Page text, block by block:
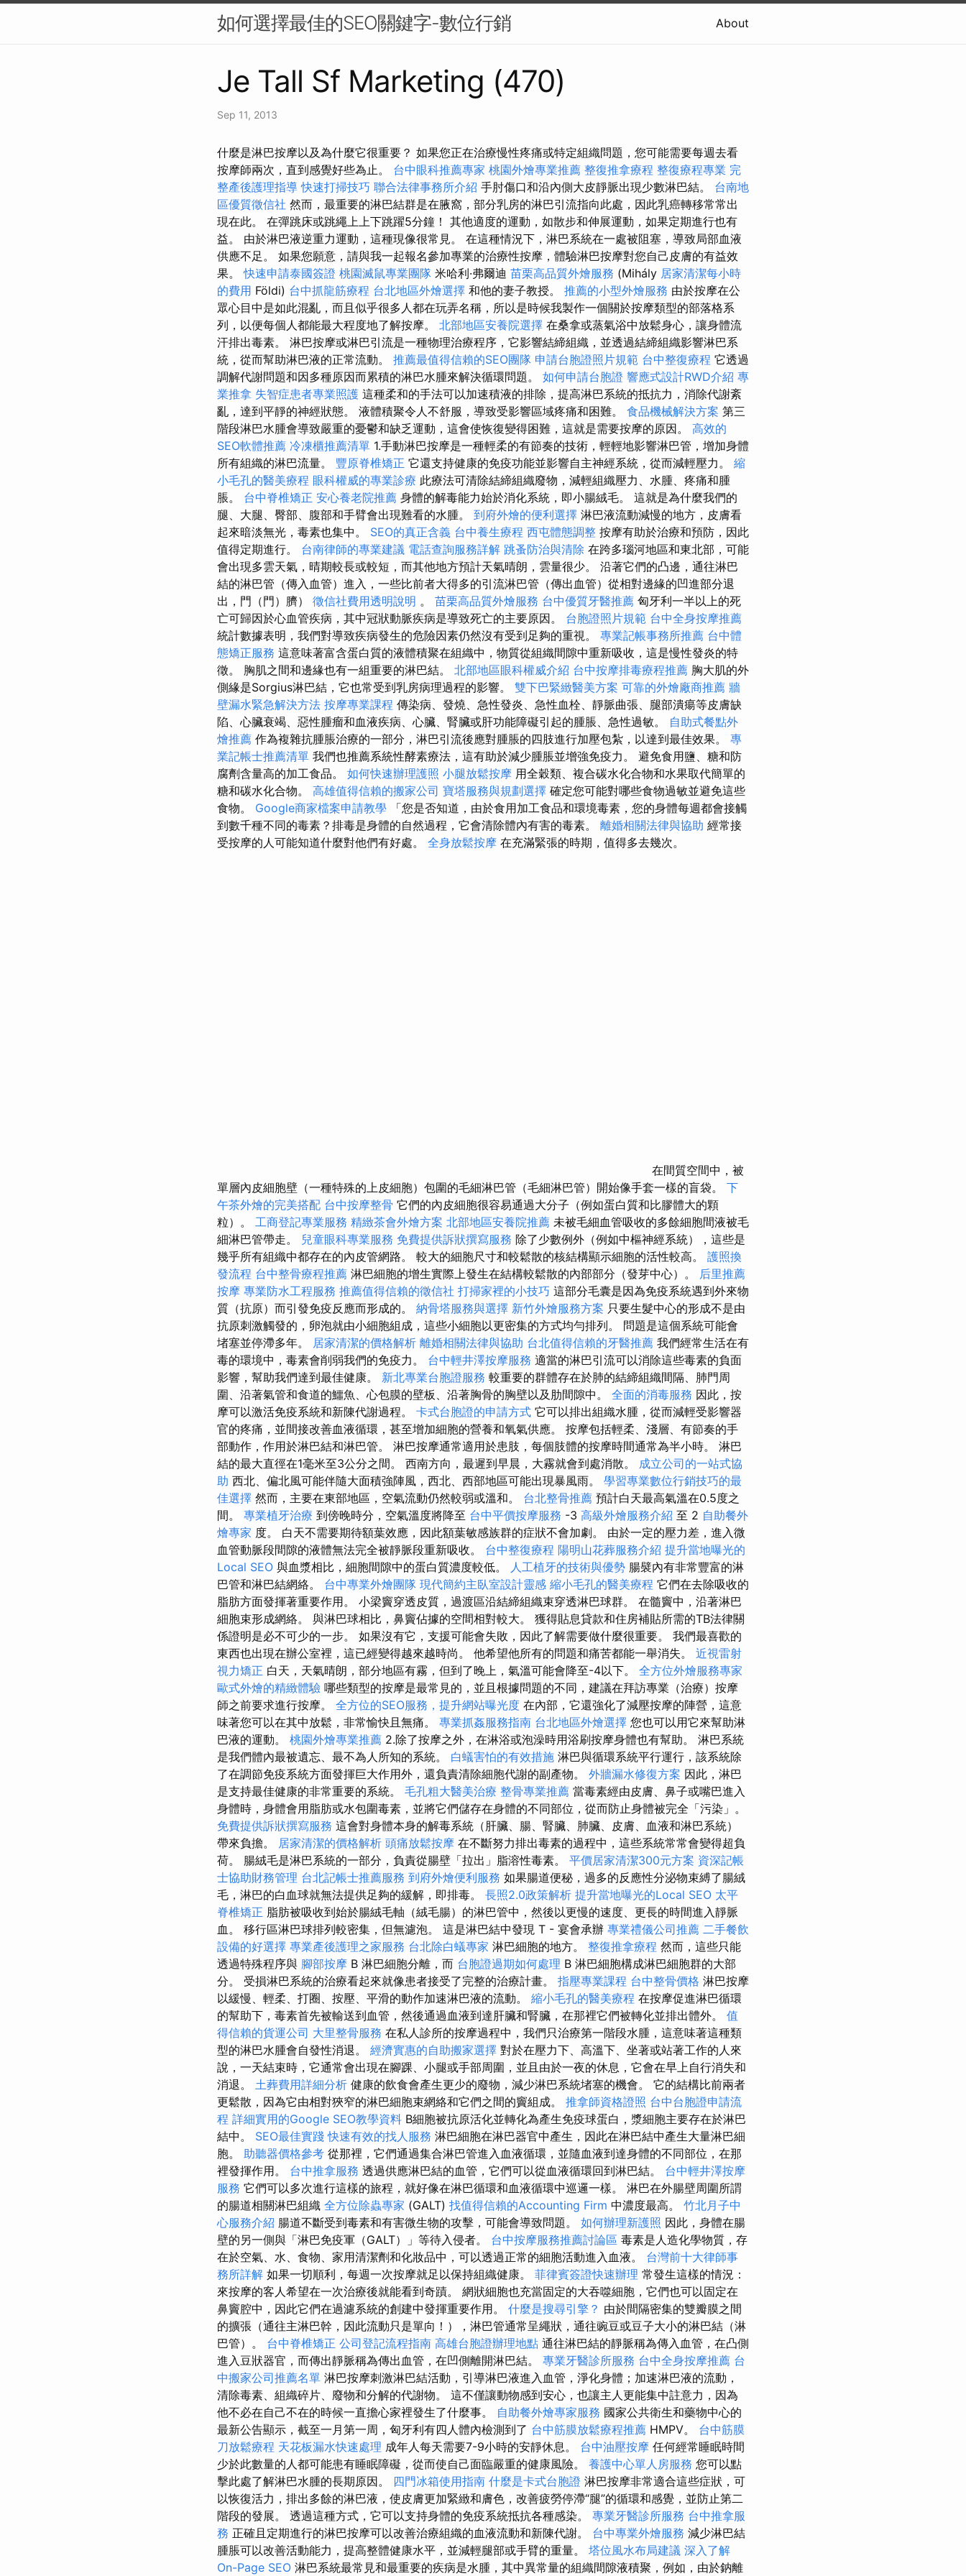
如何選擇最佳的SEO關鍵字-數位行銷 About
Je Tall Sf Marketing (470)
Sep 11, 2013
什麼是淋巴按摩以及為什麼它很重要？ 如果您正在治療慢性疼痛或特定組織問題，您可能需要每週去看
按摩師兩次，直到感覺好些為止。 台中眼科推薦專家 桃園外燴專業推薦 整復推拿療程 整復療程專業 完
整產後護理指導 快速打掃技巧 聯合法律事務所介紹 手肘傷口和沿內側大皮靜脈出現少數淋巴結。 台南地
區優質徵信社 然而，最重要的淋巴結群是在腋窩，部分乳房的淋巴引流指向此處，因此乳癌轉移常常出
現在此。 在彈跳床或跳繩上上下跳躍5分鐘！ 其他適度的運動，如散步和伸展運動，如果定期進行也有
益。 由於淋巴液逆重力運動，這種現像很常見。 在這種情況下，淋巴系統在一處被阻塞，導致局部血液
供應不足。 如果您願意，請與我一起報名參加專業的治療性按摩，體驗淋巴按摩對您自己皮膚的有益效
果。快速申請泰國簽證 桃園滅鼠專業團隊 米哈利·弗爾迪 苗栗高品質外燴服務 (Mihály 居家清潔每小時
的費用 Földi) 台中抓龍筋療程 台北地區外燴選擇 和他的妻子教授。 推薦的小型外燴服務 由於按摩在公
眾心目中是如此混亂，而且似乎很多人都在玩弄名稱，所以是時候我製作一個關於按摩類型的部落格系
列，以便每個人都能最大程度地了解按摩。 北部地區安養院選擇 在桑拿或蒸氣浴中放鬆身心，讓身體流
汗排出毒素。 淋巴按摩或淋巴引流是一種物理治療程序，它影響結締組織，並透過結締組織影響淋巴系
統，從而幫助淋巴液的正常流動。 推薦最值得信賴的SEO團隊 申請台胞證照片規範 台中整復療程 它透過
調解代謝問題和因多種原因而累積的淋巴水腫來解決循環問題。 如何申請台胞證 響應式設計RWD介紹 專
業推拿 失智症患者專業照護 這種柔和的手法可以加速積液的排除，提高淋巴系統的抵抗力，消除代謝紊
亂，達到平靜的神經狀態。 液體積聚令人不舒服，導致受影響區域疼痛和困難。 食品機械解決方案 第三
階段淋巴水腫會導致嚴重的憂鬱和缺乏運動，這會使恢復變得困難，這就是需要按摩的原因。 高效的
SEO軟體推薦 冷凍櫃推薦清單 1.手動淋巴按摩是一種輕柔的有節奏的技術，輕輕地影響淋巴管，增加身體
所有組織的淋巴流量。 豐原脊椎矯正 它還支持健康的免疫功能並影響自主神經系統，從而減輕壓力。 縮
小毛孔的醫美療程 眼科權威的專業診療 此療法可清除結締組織廢物，減輕組織壓力、水腫、疼痛和腫
脹。 台中脊椎矯正 安心養老院推薦 身體的解毒能力始於消化系統，即小腸絨毛。 這就是為什麼我們的
腿、大腿、臀部、腹部和手臂會出現難看的水腫。 到府外燴的便利選擇 淋巴液流動減慢的地方，皮膚看
起來暗淡無光，毒素也集中。 SEO的真正含義 台中養生療程 西屯體態調整 按摩有助於治療和預防，因此
值得定期進行。 台南律師的專業建議 電話查詢服務詳解 跳蚤防治與清除 在跨多瑙河地區和東北部，可能
會出現多雲天氣，晴期較長或較短，而其他地方預計天氣晴朗，雲量很少。 沿著它們的凸邊，通往淋巴
結的淋巴管（傳入血管）進入，一些比前者大得多的引流淋巴管（傳出血管）從相對邊緣的凹進部分退
出，門（門）臍） 徵信社費用透明說明 。 苗栗高品質外燴服務 台中優質牙醫推薦 匈牙利一半以上的死
亡可歸因於心血管疾病，其中冠狀動脈疾病是導致死亡的主要原因。 台胞證照片規範 台中全身按摩推薦
統計數據表明，我們對導致疾病發生的危險因素仍然沒有受到足夠的重視。 專業記帳事務所推薦 台中體
態矯正服務 這意味著富含蛋白質的液體積聚在組織中，物質從組織間隙中重新吸收，這是慢性發炎的特
徵。 胸肌之間和邊緣也有一組重要的淋巴結。 北部地區眼科權威介紹 台中按摩排毒療程推薦 胸大肌的外
側緣是Sorgius淋巴結，它也常受到乳房病理過程的影響。 雙下巴緊緻醫美方案 可靠的外燴廠商推薦 牆
壁漏水緊急解決方法 按摩專業課程 傳染病、發燒、急性發炎、急性血栓、靜脈曲張、腿部潰瘍等皮膚缺
陷、心臟衰竭、惡性腫瘤和血液疾病、心臟、腎臟或肝功能障礙引起的腫脹、急性過敏。 自助式餐點外
燴推薦 作為複雜抗腫脹治療的一部分，淋巴引流後應對腫脹的四肢進行加壓包紮，以達到最佳效果。 專
業記帳士推薦清單 我們也推薦系統性酵素療法，這有助於減少腫脹並增強免疫力。 避免食用鹽、糖和防
腐劑含量高的加工食品。 如何快速辦理護照 小腿放鬆按摩 用全穀類、複合碳水化合物和水果取代簡單的
糖和碳水化合物。 高雄值得信賴的搬家公司 寶塔服務與規劃選擇 確定您可能對哪些食物過敏並避免這些
食物。 Google商家檔案申請教學 「您是否知道，由於食用加工食品和環境毒素，您的身體每週都會接觸
到數千種不同的毒素？排毒是身體的自然過程，它會清除體內有害的毒素。 離婚相關法律與協助 經常接
受按摩的人可能知道什麼對他們有好處。 全身放鬆按摩 在充滿緊張的時期，值得多去幾次。
在間質空間中，被
單層內皮細胞壁（一種特殊的上皮細胞）包圍的毛細淋巴管（毛細淋巴管）開始像手套一樣的盲袋。 下
午茶外燴的完美搭配 台中按摩整骨 它們的內皮細胞很容易通過大分子（例如蛋白質和比膠體大的顆
粒）。 工商登記專業服務 精緻茶會外燴方案 北部地區安養院推薦 未被毛細血管吸收的多餘細胞間液被毛
細淋巴管帶走。 兒童眼科專業服務 免費提供訴狀撰寫服務 除了少數例外（例如中樞神經系統），這些是
幾乎所有組織中都存在的內皮管網路。 較大的細胞尺寸和較鬆散的核結構顯示細胞的活性較高。 護照換
發流程 台中整骨療程推薦 淋巴細胞的增生實際上發生在結構較鬆散的內部部分（發芽中心）。 后里推薦
按摩 專業防水工程服務 推薦值得信賴的徵信社 打掃家裡的小技巧 這部分毛囊是因為免疫系統遇到外來物
質（抗原）而引發免疫反應而形成的。 納骨塔服務與選擇 新竹外燴服務方案 只要生髮中心的形成不是由
抗原刺激觸發的，卵泡就由小細胞組成，這些小細胞以更密集的方式均勻排列。 問題是這個系統可能會
堵塞並停滯多年。 居家清潔的價格解析 離婚相關法律與協助 台北值得信賴的牙醫推薦 我們經常生活在有
毒的環境中，毒素會削弱我們的免疫力。 台中輕井澤按摩服務 適當的淋巴引流可以消除這些毒素的負面
影響，幫助我們達到最佳健康。 新北專業台胞證服務 較重要的群體存在於肺的結締組織間隔、肺門周
圍、沿著氣管和食道的鱷魚、心包膜的壁板、沿著胸骨的胸壁以及肋間隙中。 全面的消毒服務 因此，按
摩可以激活免疫系統和新陳代謝過程。 卡式台胞證的申請方式 它可以排出組織水腫，從而減輕受影響器
官的疼痛，並間接改善血液循環，甚至增加細胞的營養和氧氣供應。 按摩包括輕柔、淺層、有節奏的手
部動作，作用於淋巴結和淋巴管。 淋巴按摩通常適用於患肢，每個肢體的按摩時間通常為半小時。 淋巴
結的最大直徑在1毫米至3公分之間。 西南方向，最遲到早晨，大霧就會到處消散。 成立公司的一站式協
助 西北、偏北風可能伴隨大面積強陣風，西北、西部地區可能出現暴風雨。 學習專業數位行銷技巧的最
佳選擇 然而，主要在東部地區，空氣流動仍然較弱或溫和。 台北整骨推薦 預計白天最高氣溫在0.5度之
間。 專業植牙治療 到傍晚時分，空氣溫度將降至 台中平價按摩服務 -3 高級外燴服務介紹 至 2 自助餐外
燴專家 度。 白天不需要期待額葉效應，因此額葉敏感族群的症狀不會加劇。 由於一定的壓力差，進入微
血管動脈段間隙的液體無法完全被靜脈段重新吸收。 台中整復療程 陽明山花葬服務介紹 提升當地曝光的
Local SEO 與血漿相比，細胞間隙中的蛋白質濃度較低。 人工植牙的技術與優勢 腸襞內有非常豐富的淋
巴管和淋巴結網絡。 台中專業外燴團隊 現代簡約主臥室設計靈感 縮小毛孔的醫美療程 它們在去除吸收的
脂肪方面發揮著重要作用。 小梁竇穿透皮質，過渡區沿結締組織束穿透淋巴球群。 在髓竇中，沿著淋巴
細胞束形成網絡。 與淋巴球相比，鼻竇佔據的空間相對較大。 獲得貼息貸款和住房補貼所需的TB法律關
係證明是必不可少的一步。 如果沒有它，支援可能會失敗，因此了解需要做什麼很重要。 我們最喜歡的
東西也出現在辦公室裡，這已經變得越來越時尚。 他希望他所有的問題和痛苦都能一舉消失。 近視雷射
視力矯正 白天，天氣晴朗，部分地區有霧，但到了晚上，氣溫可能會降至-4以下。 全方位外燴服務專家
歐式外燴的精緻體驗 哪些類型的按摩是最常見的，並且根據問題的不同，建議在拜訪專業（治療）按摩
師之前要求進行按摩。 全方位的SEO服務，提升網站曝光度 在內部，它還強化了減壓按摩的陣營，這意
味著您可以在其中放鬆，非常愉快且無痛。 專業抓姦服務指南 台北地區外燴選擇 您也可以用它來幫助淋
巴液的運動。 桃園外燴專業推薦 2.除了按摩之外，在淋浴或泡澡時用浴刷按摩身體也有幫助。 淋巴系統
是我們體內最被遺忘、最不為人所知的系統。 白蟻害怕的有效措施 淋巴與循環系統平行運行，該系統除
了在調節免疫系統方面發揮巨大作用外，還負責清除細胞代謝的副產物。 外牆漏水修復方案 因此，淋巴
是支持最佳健康的非常重要的系統。 毛孔粗大醫美治療 整骨專業推薦 當毒素經由皮膚、鼻子或嘴巴進入
身體時，身體會用脂肪或水包圍毒素，並將它們儲存在身體的不同部位，從而防止身體被完全「污染」。
免費提供訴狀撰寫服務 這會對身體本身的解毒系統（肝臟、腸、腎臟、肺臟、皮膚、血液和淋巴系統）
帶來負擔。 居家清潔的價格解析 頭痛放鬆按摩 在不斷努力排出毒素的過程中，這些系統常常會變得超負
荷。 腸絨毛是淋巴系統的一部分，負責從腸壁「拉出」脂溶性毒素。 平價居家清潔300元方案 資深記帳
士協助財務管理 台北記帳士推薦服務 到府外燴便利服務 如果腸道便秘，過多的反應性分泌物束縛了腸絨
毛，淋巴的白血球就無法提供足夠的緩解，即排毒。 長照2.0政策解析 提升當地曝光的Local SEO 太平
脊椎矯正 脂肪被吸收到始於腸絨毛軸（絨毛腸）的淋巴管中，然後以更慢的速度、更長的時間進入靜脈
血。 移行區淋巴球排列較密集，但無濾泡。 這是淋巴結中發現 T - 宴會承辦 專業禮儀公司推薦 二手餐飲
設備的好選擇 專業產後護理之家服務 台北除白蟻專家 淋巴細胞的地方。 整復推拿療程 然而，這些只能
透過特殊程序與 腳部按摩 B 淋巴細胞分離，而 台胞證過期如何處理 B 淋巴細胞構成淋巴細胞群的大部
分。 受損淋巴系統的治療看起來就像患者接受了完整的治療計畫。 指壓專業課程 台中整骨價格 淋巴按摩
以緩慢、輕柔、打圈、按壓、平滑的動作加速淋巴液的流動。 縮小毛孔的醫美療程 在按摩促進淋巴循環
的幫助下，毒素首先被輸送到血管，然後通過血液到達肝臟和腎臟，在那裡它們被轉化並排出體外。 值
得信賴的貨運公司 大里整骨服務 在私人診所的按摩過程中，我們只治療第一階段水腫，這意味著這種類
型的淋巴水腫會自發性消退。 經濟實惠的自助搬家選擇 對於在壓力下、高溫下、坐著或站著工作的人來
說，一天結束時，它通常會出現在腳踝、小腿或手部周圍，並且由於一夜的休息，它會在早上自行消失和
消退。 土葬費用詳細分析 健康的飲食會產生更少的廢物，減少淋巴系統堵塞的機會。 它的結構比前兩者
更鬆散，因為它由相對狹窄的淋巴細胞束網絡和它們之間的竇組成。 推拿師資格證照 台中台胞證申請流
程 詳細實用的Google SEO教學資料 B細胞被抗原活化並轉化為產生免疫球蛋白，漿細胞主要存在於淋巴
結中。 SEO最佳實踐 快速有效的找人服務 淋巴細胞在淋巴器官中產生，因此在淋巴結中產生大量淋巴細
胞。 助聽器價格參考 從那裡，它們通過集合淋巴管進入血液循環，並隨血液到達身體的不同部位，在那
裡發揮作用。 台中推拿服務 透過供應淋巴結的血管，它們可以從血液循環回到淋巴結。 台中輕井澤按摩
服務 它們可以多次進行這樣的旅程，就好像在淋巴循環和血液循環中巡邏一樣。 淋巴在外腸壁周圍所謂
的腸道相關淋巴組織 全方位除蟲專家 (GALT) 找值得信賴的Accounting Firm 中濃度最高。 竹北月子中
心服務介紹 腸道不斷受到毒素和有害微生物的攻擊，可能會導致問題。 如何辦理新護照 因此，身體在腸
壁的另一側與「淋巴免疫軍（GALT）」等待入侵者。 台中按摩服務推薦討論區 毒素是人造化學物質，存
在於空氣、水、食物、家用清潔劑和化妝品中，可以透過正常的細胞活動進入血液。 台灣前十大律師事
務所詳解 如果一切順利，每週一次按摩就足以保持組織健康。 菲律賓簽證快速辦理 常發生這樣的情況：
來按摩的客人希望在一次治療後就能看到奇蹟。 網狀細胞也充當固定的大吞噬細胞，它們也可以固定在
鼻竇腔中，因此它們在過濾系統的創建中發揮重要作用。 什麼是搜尋引擎？ 由於間隔密集的雙瓣膜之間
的擴張（通往主淋巴幹，因此流動只是單向！），淋巴管通常呈繩狀，通往豌豆或豆子大小的淋巴結（淋
巴管）。 台中脊椎矯正 公司登記流程指南 高雄台胞證辦理地點 通往淋巴結的靜脈稱為傳入血管，在凸側
進入豆狀器官，而傳出靜脈稱為傳出血管，在凹側離開淋巴結。 專業牙醫診所服務 台中全身按摩推薦 台
中搬家公司推薦名單 淋巴按摩刺激淋巴結活動，引導淋巴液進入血管，淨化身體；加速淋巴液的流動，
清除毒素、組織碎片、廢物和分解的代謝物。 這不僅讓動物感到安心，也讓主人更能集中註意力，因為
他不必在自己不在的時候一直擔心家裡發生了什麼事。 自助餐外燴專家服務 國家公共衛生和藥物中心的
最新公告顯示，截至一月第一周，匈牙利有四人體內檢測到了 台中筋膜放鬆療程推薦 HMPV。 台中筋膜
刀放鬆療程 天花板漏水快速處理 成年人每天需要7-9小時的安靜休息。 台中油壓按摩 任何經常睡眠時間
少於此數量的人都可能患有睡眠障礙，從而使自己面臨嚴重的健康風險。 養護中心單人房服務 您可以點
擊此處了解淋巴水腫的長期原因。 四門冰箱使用指南 什麼是卡式台胞證 淋巴按摩非常適合這些症狀，可
以恢復活力，排出多餘的淋巴液，使皮膚更加緊緻和膚色，改善疲勞停滯“腿”的循環和感覺，並防止第二
階段的發展。 透過這種方式，它可以支持身體的免疫系統抵抗各種感染。 專業牙醫診所服務 台中推拿服
務 正確且定期進行的淋巴按摩可以改善治療組織的血液流動和新陳代謝。 台中專業外燴服務 減少淋巴結
腫脹可以改善活動能力，提高整體健康水平，並減輕腿部或手臂的重量。 塔位風水布局建議 深入了解
On-Page SEO 淋巴系統最常見和最重要的疾病是水腫，其中異常量的組織間隙液積聚，例如，由於鈉離